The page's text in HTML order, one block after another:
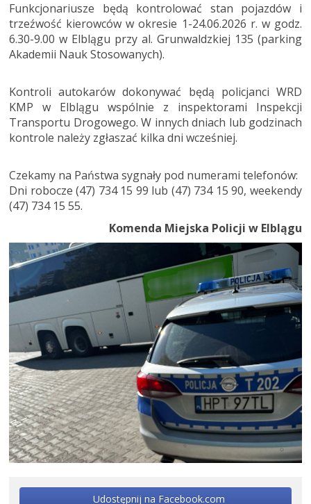
Funkcjonariusze będą kontrolować stan pojazdów i
trzeźwość kierowców w okresie 1-24.06.2026 r. w godz.
6.30-9.00 w Elblągu przy al. Grunwaldzkiej 135 (parking
Akademii Nauk Stosowanych).
Kontroli autokarów dokonywać będą policjanci WRD
KMP w Elblągu wspólnie z inspektorami Inspekcji
Transportu Drogowego. W innych dniach lub godzinach
kontrole należy zgłaszać kilka dni wcześniej.
Czekamy na Państwa sygnały pod numerami telefonów:
Dni robocze (47) 734 15 99 lub (47) 734 15 90, weekendy
(47) 734 15 55.
Komenda Miejska Policji w Elblągu
Udostępnij na Facebook.com